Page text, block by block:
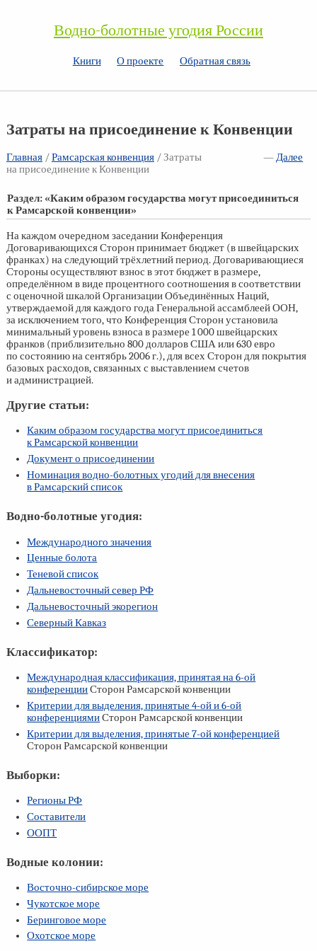
Водно-болотные угодия России
Книги О проекте Обратная связь
Затраты на присоединение к Конвенции
Главная/ —Далее
Рамсарская конвенция/ Затраты
на присоединение к Конвенции
Раздел: «Каким образом государства могут присоединиться
к Рамсарской конвенции»
На каждом очередном заседании Конференция
Договаривающихся Сторон принимает бюджет (в швейцарских
франках) на следующий трёхлетний период. Договаривающиеся
Стороны осуществляют взнос в этот бюджет в размере,
определённом в виде процентного соотношения в соответствии
с оценочной шкалой Организации Объединённых Наций,
утверждаемой для каждого года Генеральной ассамблеей ООН,
за исключением того, что Конференция Сторон установила
минимальный уровень взноса в размере 1 000 швейцарских
франков (приблизительно 800 долларов США или 630 евро
по состоянию на сентябрь 2006 г.), для всех Сторон для покрытия
базовых расходов, связанных с выставлением счетов
и администрацией.
Другие статьи:
Каким образом государства могут присоединиться
к Рамсарской конвенции
Документ о присоединении
Номинация водно-болотных угодий для внесения
в Рамсарский список
Водно-болотные угодия:
Международного значения
Ценные болота
Теневой список
Дальневосточный север РФ
Дальневосточный экорегион
Северный Кавказ
Классификатор:
Международная классификация, принятая на6-ой
конференцииСторон Рамсарской конвенции
Критерии для выделения, принятые4-ойи6-ой
конференциямиСторон Рамсарской конвенции
Критерии для выделения, принятые7-ойконференцией
Сторон Рамсарской конвенции
Выборки:
Регионы РФ
Составители
ООПТ
Водные колонии:
Восточно-сибирское море
Чукотское море
Беринговое море
Охотское море